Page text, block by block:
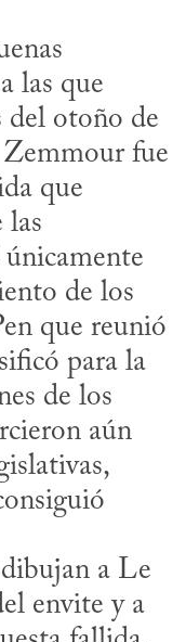
las que
del otoño de
fue
que
las
de los
que reunió
para la
de los
aún
envite y a